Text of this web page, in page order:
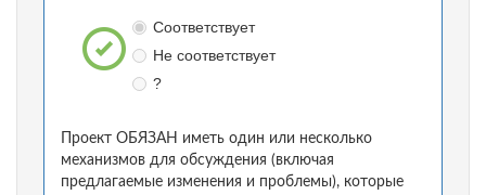
Соответствует
Не соответствует
?
Проект ОБЯЗАН иметь один или несколько
механизмов для обсуждения (включая
предлагаемые изменения и проблемы), которые